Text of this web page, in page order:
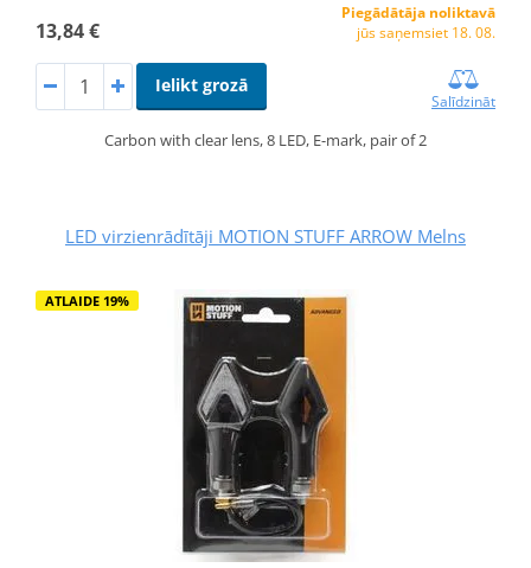
13,84 €
Piegādātāja noliktavā
jūs saņemsiet 18. 08.
Ielikt grozā
Salīdzināt
Carbon with clear lens, 8 LED, E-mark, pair of 2
LED virzienrādītāji MOTION STUFF ARROW Melns
ATLAIDE 19%